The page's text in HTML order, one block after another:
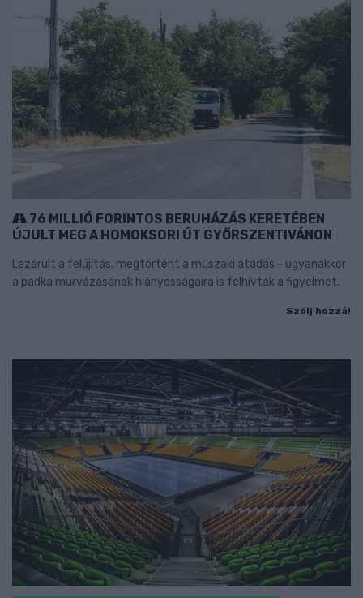
76 MILLIÓ FORINTOS BERUHÁZÁS KERETÉBEN
ÚJULT MEG A HOMOKSORI ÚT GYŐRSZENTIVÁNON
Lezárult a felújítás, megtörtént a műszaki átadás - ugyanakkor
a padka murvázásának hiányosságaira is felhívták a figyelmet.
Szólj hozzá!